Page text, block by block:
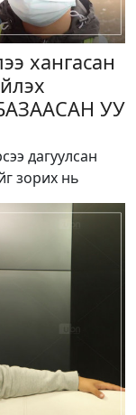
хангасан
УУ
дагуулсан
зорих нь